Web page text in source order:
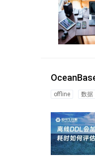
offline 数据